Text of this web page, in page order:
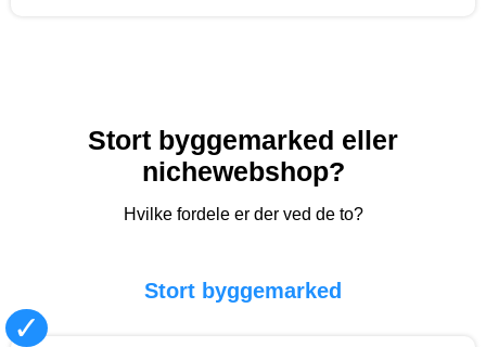
Stort byggemarked eller
nichewebshop?
Hvilke fordele er der ved de to?
Stort byggemarked
✓